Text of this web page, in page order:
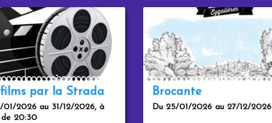
films par la Strada
01/2026 au 31/12/2026, à
20:30
Brocante
Du 25/01/2026 au 27/12/2026